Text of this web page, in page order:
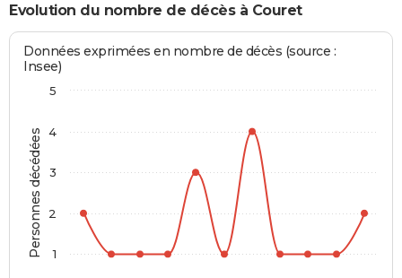
Evolution du nombre de décès à Couret
Personnes décédées
Données exprimées en nombre de décès (source :
Insee)
1
2
3
4
5